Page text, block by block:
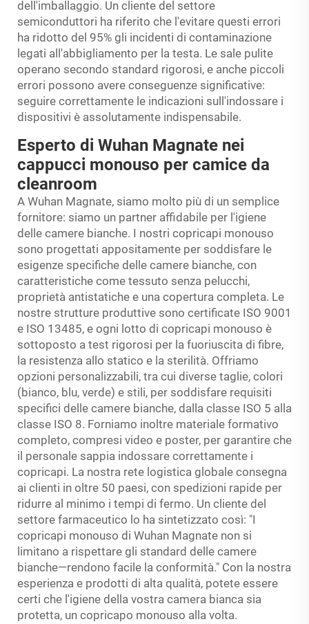
dell'imballaggio. Un cliente del settore
semiconduttori ha riferito che l'evitare questi errori
ha ridotto del 95% gli incidenti di contaminazione
legati all'abbigliamento per la testa. Le sale pulite
operano secondo standard rigorosi, e anche piccoli
errori possono avere conseguenze significative:
seguire correttamente le indicazioni sull'indossare i
dispositivi è assolutamente indispensabile.
Esperto di Wuhan Magnate nei
cappucci monouso per camice da
cleanroom
A Wuhan Magnate, siamo molto più di un semplice
fornitore: siamo un partner affidabile per l'igiene
delle camere bianche. I nostri copricapi monouso
sono progettati appositamente per soddisfare le
esigenze specifiche delle camere bianche, con
caratteristiche come tessuto senza pelucchi,
proprietà antistatiche e una copertura completa. Le
nostre strutture produttive sono certificate ISO 9001
e ISO 13485, e ogni lotto di copricapi monouso è
sottoposto a test rigorosi per la fuoriuscita di fibre,
la resistenza allo statico e la sterilità. Offriamo
opzioni personalizzabili, tra cui diverse taglie, colori
(bianco, blu, verde) e stili, per soddisfare requisiti
specifici delle camere bianche, dalla classe ISO 5 alla
classe ISO 8. Forniamo inoltre materiale formativo
completo, compresi video e poster, per garantire che
il personale sappia indossare correttamente i
copricapi. La nostra rete logistica globale consegna
ai clienti in oltre 50 paesi, con spedizioni rapide per
ridurre al minimo i tempi di fermo. Un cliente del
settore farmaceutico lo ha sintetizzato così: "I
copricapi monouso di Wuhan Magnate non si
limitano a rispettare gli standard delle camere
bianche—rendono facile la conformità." Con la nostra
esperienza e prodotti di alta qualità, potete essere
certi che l'igiene della vostra camera bianca sia
protetta, un copricapo monouso alla volta.